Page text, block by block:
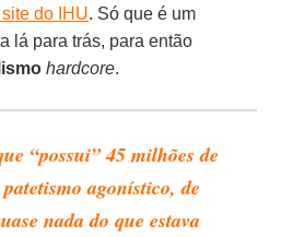
do IHU. Só que é um
lá para trás, para então
hardcore.
“possui” 45 milhões de
agonístico, de
nada do que estava